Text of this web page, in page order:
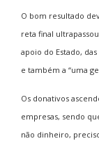
O bom resultado
reta final
apoio do Estado,
e também a “uma
Os donativos
empresas, sendo
não dinheiro,